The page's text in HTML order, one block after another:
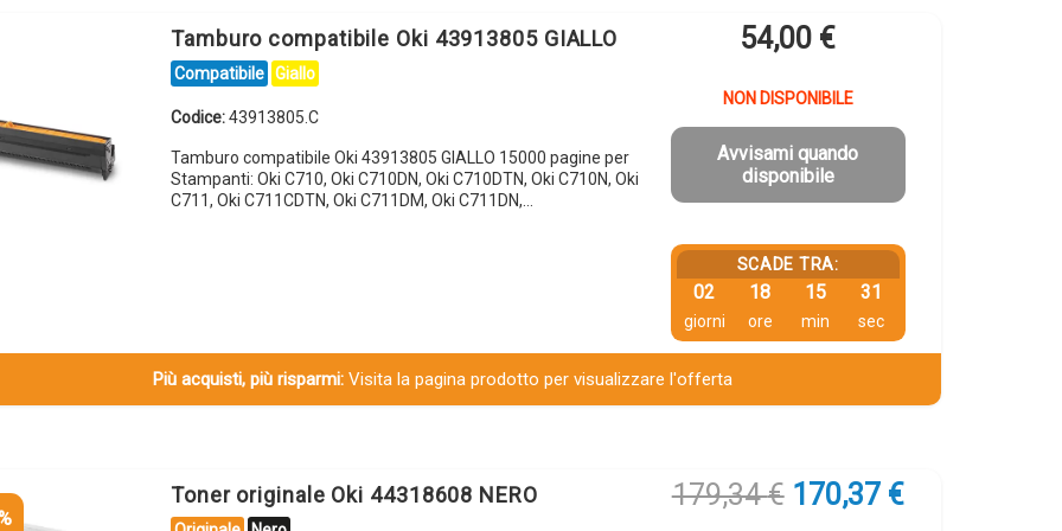
Tamburo compatibile Oki 43913805 GIALLO
Compatibile Giallo
Codice:43913805.C
Tamburo compatibile Oki 43913805 GIALLO 15000 pagine per
Stampanti: Oki C710, Oki C710DN, Oki C710DTN, Oki C710N, Oki
C711, Oki C711CDTN, Oki C711DM, Oki C711DN,…
54,00 €
NON DISPONIBILE
Avvisami quando
disponibile
SCADE TRA:
02
giorni
18
ore
15
min
30
sec
Più acquisti, più risparmi:Visita la pagina prodotto per visualizzare l'offerta
Toner originale Oki 44318608 NERO 179,34€ Il
170,37 €Il